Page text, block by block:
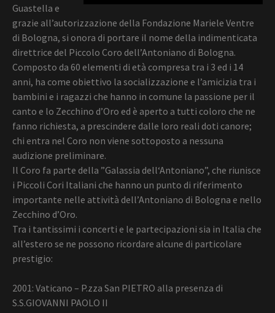
Guastella e
grazie all’autorizzazione della Fondazione Mariele Ventre
di Bologna, si onora di portare il nome della indimenticata
direttrice del Piccolo Coro dell’Antoniano di Bologna.
Composto da 60 elementi di età compresa tra i 3 ed i 14
anni, ha come obiettivo la socializzazione e l’amicizia tra i
bambini e i ragazzi che hanno in comune la passione per il
canto e lo Zecchino d’Oro ed è aperto a tutti coloro che ne
fanno richiesta, a prescindere dalle loro reali doti canore;
chi entra nel Coro non viene sottoposto a nessuna
audizione preliminare.
Il Coro fa parte della ”Galassia dell‘Antoniano”, che riunisce
i Piccoli Cori Italiani che hanno un punto di riferimento
importante nelle attività dell’Antoniano di Bologna e nello
Zecchino d’Oro.
Tra i tantissimi i concerti e le partecipazioni sia in Italia che
all’estero se ne possono ricordare alcune di particolare
prestigio:
2001: Vaticano – P.zza San PIETRO alla presenza di
S.S.GIOVANNI PAOLO II